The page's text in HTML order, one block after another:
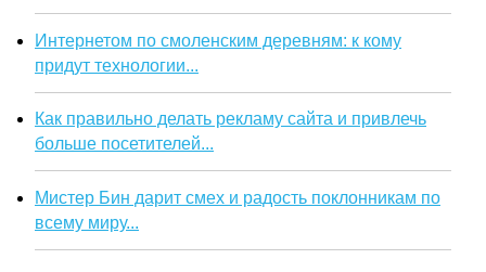
Интернетом по смоленским деревням: к кому
придут технологии...
Как правильно делать рекламу сайта и привлечь
больше посетителей...
Мистер Бин дарит смех и радость поклонникам по
всему миру...